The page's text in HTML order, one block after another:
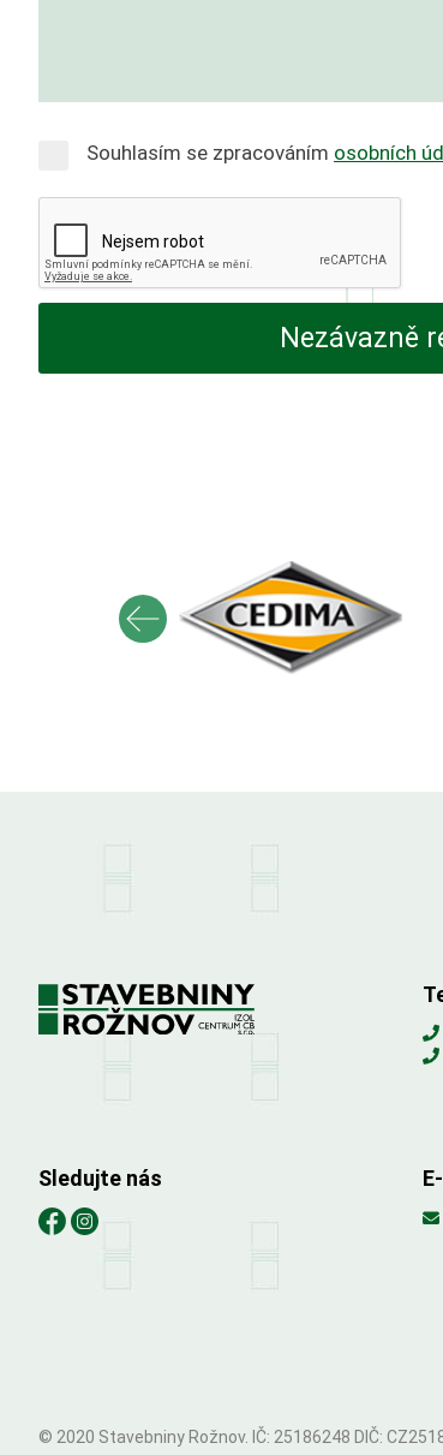
Souhlasím se zpracováním osobních
Nezávazně
Sledujte nás
© 2020 Stavebniny Rožnov. IČ: 25186248 DIČ: